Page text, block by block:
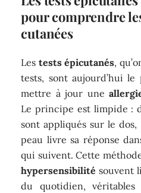
pour comprendre
cutanées
Les tests épicutanés,
tests, sont aujourd’hui le
mettre à jour une
Le principe est limpide :
sont appliqués sur le
peau livre sa réponse
qui suivent. Cette
hypersensibilité souvent
du quotidien, véritables